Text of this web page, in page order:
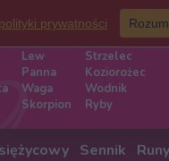
Lew
Panna
Waga
Skorpion
Strzelec
Koziorożec
Wodnik
Ryby
Sennik Runy
prywatności